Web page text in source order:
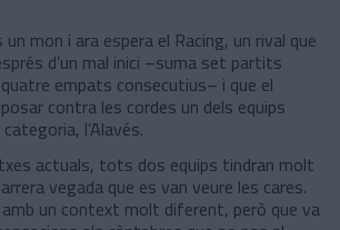
mon i ara espera el Racing, un rival que
d’un mal inici –suma set partits
empats consecutius– i que el
contra les cordes un dels equips
l’Alavés.
actuals, tots dos equips tindran molt
vegada que es van veure les cares.
un context molt diferent, però que va